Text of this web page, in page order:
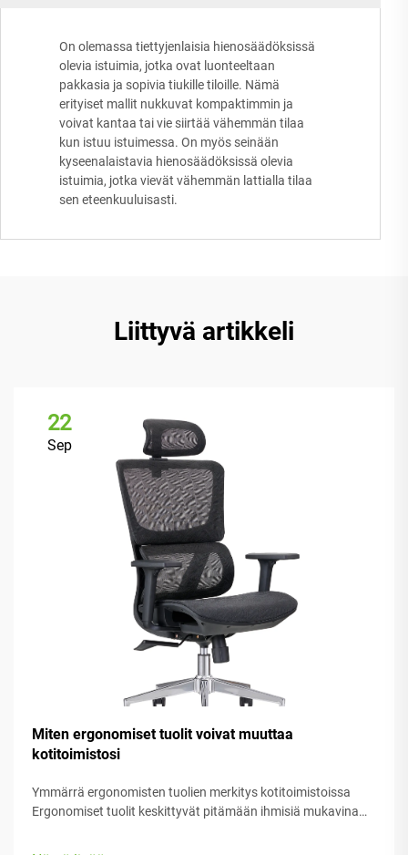
On olemassa tiettyjenlaisia hienosäädöksissä
olevia istuimia, jotka ovat luonteeltaan
pakkasia ja sopivia tiukille tiloille. Nämä
erityiset mallit nukkuvat kompaktimmin ja
voivat kantaa tai vie siirtää vähemmän tilaa
kun istuu istuimessa. On myös seinään
kyseenalaistavia hienosäädöksissä olevia
istuimia, jotka vievät vähemmän lattialla tilaa
sen eteenkuuluisasti.
Liittyvä artikkeli
22
Sep
Miten ergonomiset tuolit voivat muuttaa
kotitoimistosi
Ymmärrä ergonomisten tuolien merkitys kotitoimistoissa
Ergonomiset tuolit keskittyvät pitämään ihmisiä mukavina